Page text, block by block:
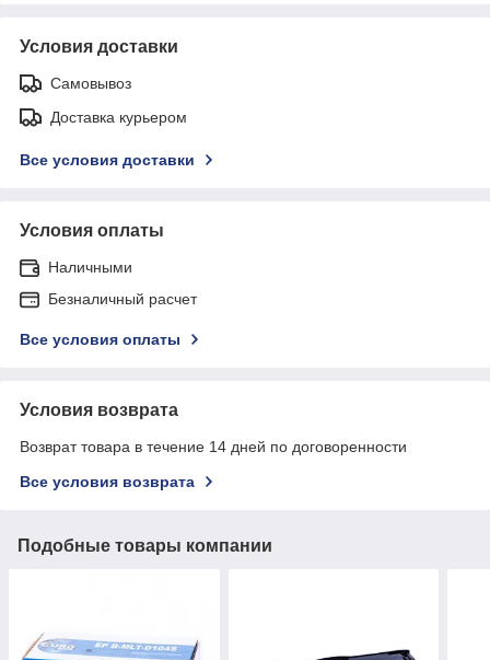
Условия доставки
Самовывоз
Доставка курьером
Все условия доставки
Условия оплаты
Наличными
Безналичный расчет
Все условия оплаты
Условия возврата
Возврат товара в течение 14 дней по договоренности
Все условия возврата
Подобные товары компании